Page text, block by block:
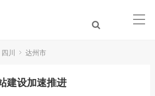
四川 达州市
建设加速推进